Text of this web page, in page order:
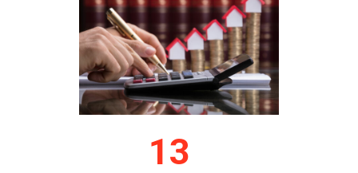
13